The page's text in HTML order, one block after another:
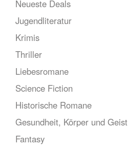
Neueste Deals
Jugendliteratur
Krimis
Thriller
Liebesromane
Science Fiction
Historische Romane
Gesundheit, Körper und Geist
Fantasy